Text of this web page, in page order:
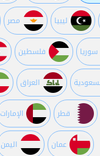
ليبيا مصر
سوريا فلسطين
العراق
قطر اﻹمارات
عمان اليمن